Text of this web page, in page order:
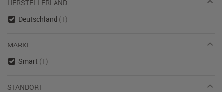
HERSTELLERLAND
Deutschland (1)
MARKE
Smart (1)
STANDORT